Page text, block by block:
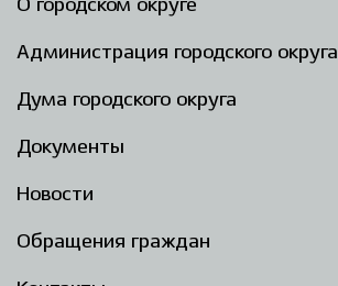
О городском округе
Администрация городского округа
Дума городского округа
Документы
Новости
Обращения граждан